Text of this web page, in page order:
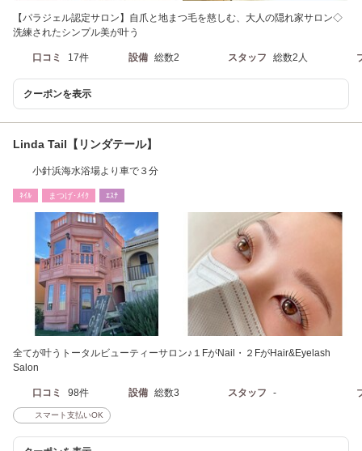
【パラジェル認定サロン】自爪と地まつ毛を慈しむ、大人の隠れ家サロン◇
洗練されたシンプル美が叶う
口コミ 17件 設備 総数2 スタッフ 総数2人
クーポンを表示
Linda Tail【リンダテール】
小針浜海水浴場より車で３分
ﾈｲﾙ まつげ･ﾒｲｸ ｴｽﾃ
全てが叶うトータルビューティーサロン♪１FがNail・２FがHair&Eyelash
Salon
口コミ 98件 設備 総数3 スタッフ -
スマート支払いOK